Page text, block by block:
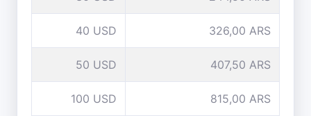
40 USD 326,00 ARS
50 USD 407,50 ARS
100 USD 815,00 ARS